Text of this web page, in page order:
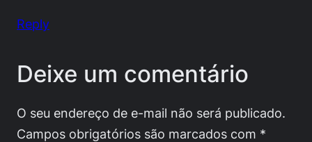
Reply
Deixe um comentário
O seu endereço de e-mail não será publicado.
Campos obrigatórios são marcados com *